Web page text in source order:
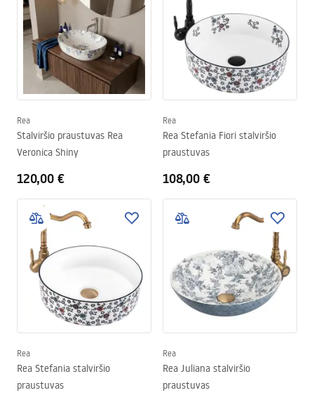
Rea
Stalviršio praustuvas Rea
Veronica Shiny
120,00 €
Rea
Rea Stefania Fiori stalviršio
praustuvas
108,00 €
Rea
Rea Stefania stalviršio
praustuvas
Rea
Rea Juliana stalviršio
praustuvas